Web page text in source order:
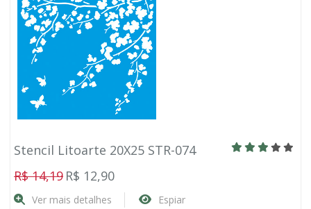
Stencil Litoarte 20X25 STR-074
R$ 14,19 R$ 12,90
Ver mais detalhes Espiar